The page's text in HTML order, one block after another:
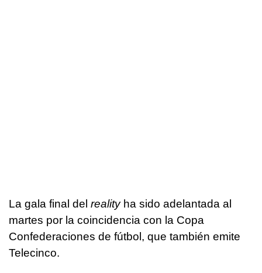
La gala final del realityha sido adelantada al
martes por la coincidencia con la Copa
Confederaciones de fútbol, que también emite
Telecinco.